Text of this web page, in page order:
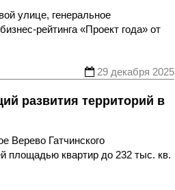
улице, генеральное
рейтинга «Проект года» от
29 декабря 2025
развития территорий в
Верево Гатчинского
площадью квартир до 232 тыс. кв.